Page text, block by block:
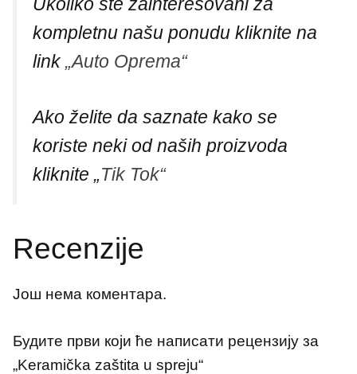
kompletnu našu ponudu kliknite na
link„Auto Oprema“​
Ako želite da saznate kako se
koriste neki od naših proizvoda
kliknite „Tik Tok“
Recenzije
Још нема коментара.
Будите први који ће написати рецензију за
„Keramička zaštita u spreju“